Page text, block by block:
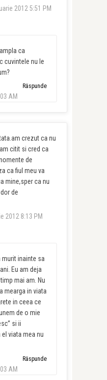
2012 5:51 PM
ca
cuvintele nu le
AM
Răspunde
crezut ca nu
citit si cred ca
de
ca fiul meu va
mine,sper ca nu
de
2012 8:13 PM
murit inainte sa
Eu am deja
mai am. Nu
mearga in viata
in ceea ce
de o mie
si ii
viata mea nu
AM
Răspunde